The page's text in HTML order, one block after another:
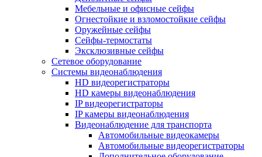
Мебельные и офисные сейфы
Огнестойкие и взломостойкие сейфы
Оружейные сейфы
Сейфы-термостаты
Эксклюзивные сейфы
Сетевое оборудование
Системы видеонаблюдения
HD видеорегистраторы
HD камеры видеонаблюдения
IP видеорегистраторы
IP камеры видеонаблюдения
Видеонаблюдение для транспорта
Автомобильные видеокамеры
Автомобильные видеорегистраторы